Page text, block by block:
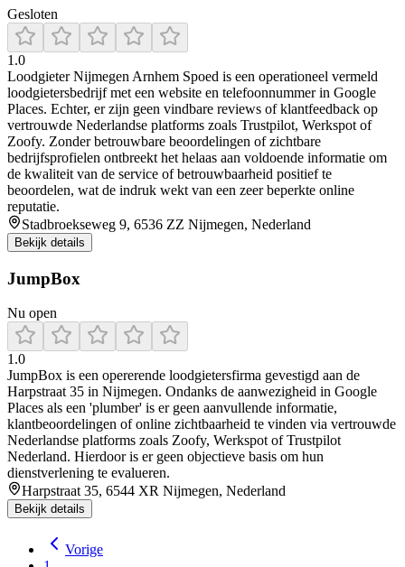
Gesloten
1.0
Loodgieter Nijmegen Arnhem Spoed is een operationeel vermeld
loodgietersbedrijf met een website en telefoonnummer in Google
Places. Echter, er zijn geen vindbare reviews of klantfeedback op
vertrouwde Nederlandse platforms zoals Trustpilot, Werkspot of
Zoofy. Zonder betrouwbare beoordelingen of zichtbare
bedrijfsprofielen ontbreekt het helaas aan voldoende informatie om
de kwaliteit van de service of betrouwbaarheid positief te
beoordelen, wat de indruk wekt van een zeer beperkte online
reputatie.
Stadbroekseweg 9, 6536 ZZ Nijmegen, Nederland
Bekijk details
JumpBox
Nu open
1.0
JumpBox is een opererende loodgietersfirma gevestigd aan de
Harpstraat 35 in Nijmegen. Ondanks de aanwezigheid in Google
Places als een 'plumber' is er geen aanvullende informatie,
klantbeoordelingen of online zichtbaarheid te vinden via vertrouwde
Nederlandse platforms zoals Zoofy, Werkspot of Trustpilot
Nederland. Hierdoor is er geen objectieve basis om hun
dienstverlening te evalueren.
Harpstraat 35, 6544 XR Nijmegen, Nederland
Bekijk details
Vorige